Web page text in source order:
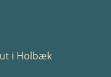
i Holbæk